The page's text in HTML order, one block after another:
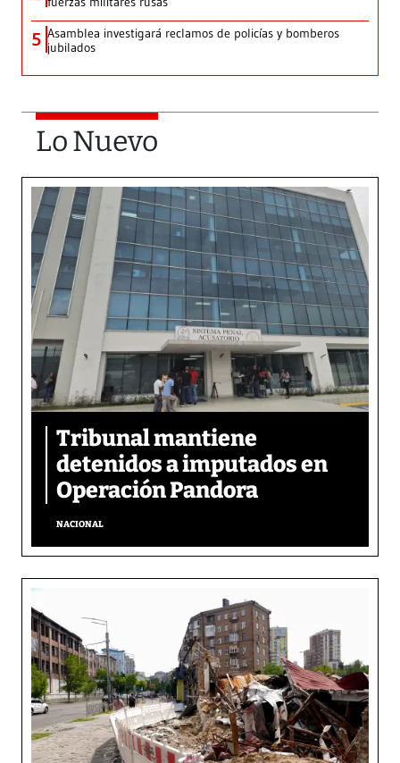
5 Asamblea investigará reclamos de policías y bomberos
jubilados
Lo Nuevo
Tribunal mantiene
detenidos a imputados en
Operación Pandora
NACIONAL